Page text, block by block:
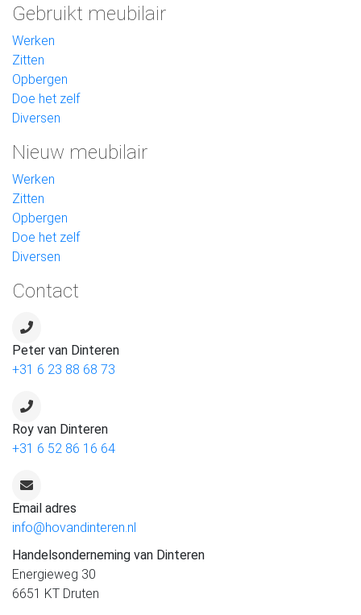
Gebruikt meubilair
Werken
Zitten
Opbergen
Doe het zelf
Diversen
Nieuw meubilair
Werken
Zitten
Opbergen
Doe het zelf
Diversen
Contact
Peter van Dinteren
+31 6 23 88 68 73
Roy van Dinteren
+31 6 52 86 16 64
Email adres
info@hovandinteren.nl
Handelsonderneming van Dinteren
Energieweg 30
6651 KT Druten